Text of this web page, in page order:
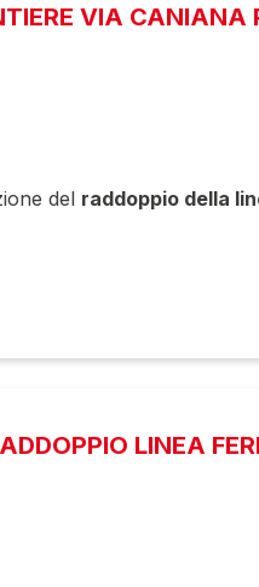
VIA CANIANA
del raddoppio della
LINEA